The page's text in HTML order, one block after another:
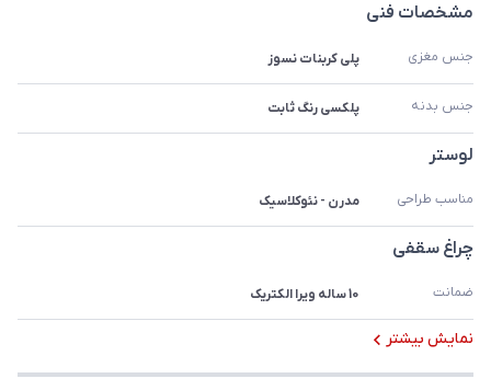
مشخصات فنی
جنس مغزی پلی کربنات نسوز
جنس بدنه پلکسی رنگ ثابت
لوستر
مناسب طراحی مدرن - نئوکلاسیک
چراغ سقفی
ضمانت 10 ساله ویرا الکتریک
نمایش بیشتر